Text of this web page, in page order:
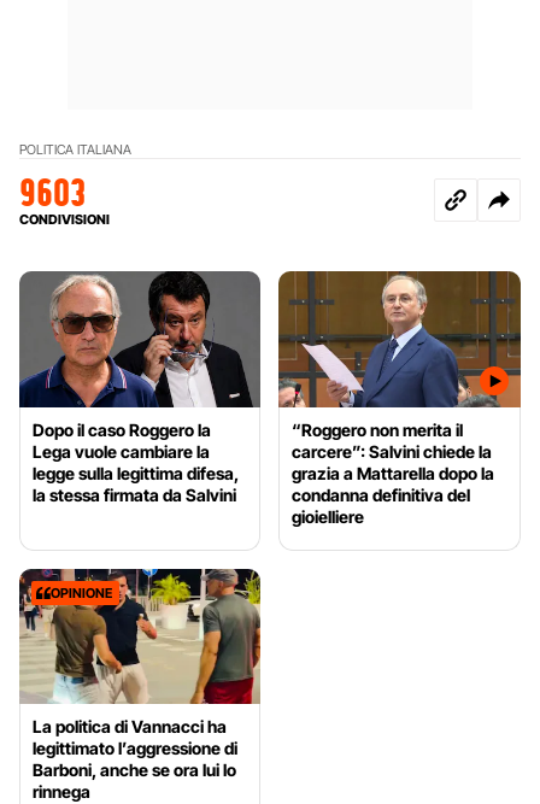
POLITICA ITALIANA
9603
CONDIVISIONI
Dopo il caso Roggero la
Lega vuole cambiare la
legge sulla legittima difesa,
la stessa firmata da Salvini
“Roggero non merita il
carcere”: Salvini chiede la
grazia a Mattarella dopo la
condanna definitiva del
gioielliere
OPINIONE
La politica di Vannacci ha
legittimato l’aggressione di
Barboni, anche se ora lui lo
rinnega